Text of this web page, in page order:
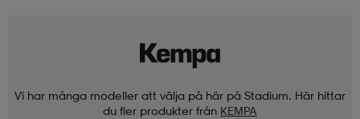
Vi har många modeller att välja på här på Stadium. Här hittar
du fler produkter från KEMPA